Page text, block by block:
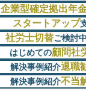
企業型確定拠出年
スタートアップ
社労士切替ご検討
はじめての顧問社
解決事例紹介退職
解決事例紹介不当